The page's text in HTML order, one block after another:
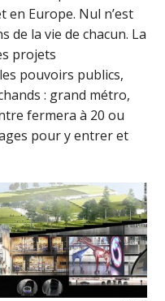
en Europe. Nul n’est
de la vie de chacun. La
projets
pouvoirs publics,
: grand métro,
fermera à 20 ou
pour y entrer et